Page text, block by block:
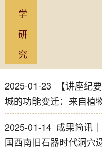
学
研
究
2025-01-23
【讲座纪
城的功能变迁：来自植
2025-01-14 成果简讯
国西南旧石器时代洞穴